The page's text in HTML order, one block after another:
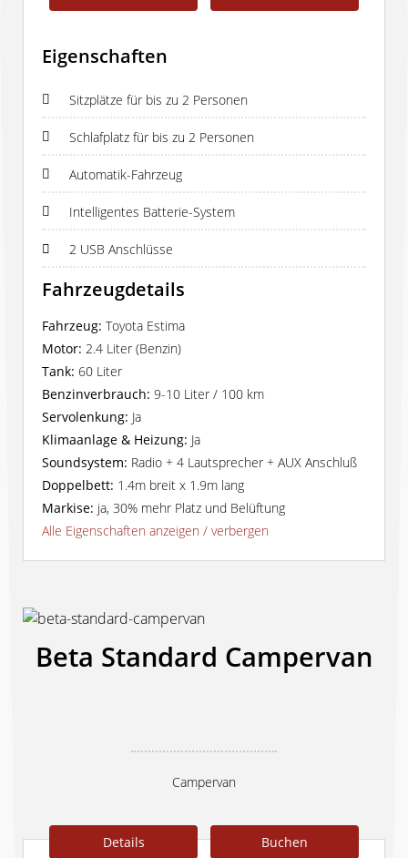
Eigenschaften
Sitzplätze für bis zu 2 Personen
Schlafplatz für bis zu 2 Personen
Automatik-Fahrzeug
Intelligentes Batterie-System
2 USB Anschlüsse
Fahrzeugdetails
Fahrzeug: Toyota Estima
Motor: 2.4 Liter (Benzin)
Tank: 60 Liter
Benzinverbrauch: 9-10 Liter / 100 km
Servolenkung: Ja
Klimaanlage & Heizung: Ja
Soundsystem: Radio + 4 Lautsprecher + AUX Anschluß
Doppelbett: 1.4m breit x 1.9m lang
Markise: ja, 30% mehr Platz und Belüftung
Alle Eigenschaften anzeigen / verbergen
Beta Standard Campervan
Campervan
Details Buchen